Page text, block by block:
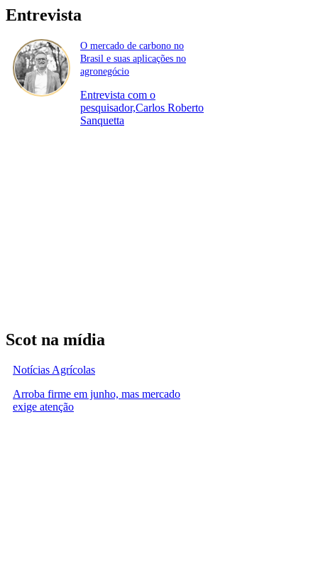
Entrevista
O mercado de carbono no
Brasil e suas aplicações no
agronegócio
Entrevista com o
pesquisador,Carlos Roberto
Sanquetta
Scot na mídia
Notícias Agrícolas
Arroba firme em junho, mas mercado
exige atenção